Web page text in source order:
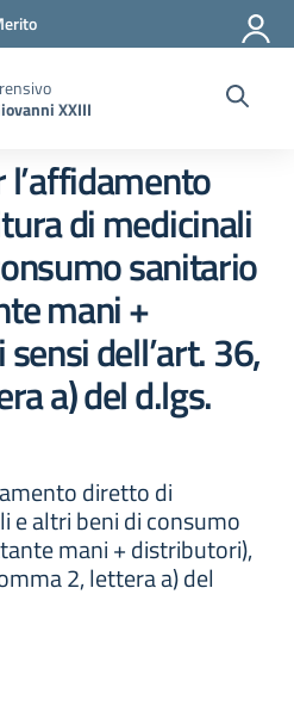
XXIII
di medicinali
sanitario
mani +
dell’art. 36,
a) del d.lgs.
diretto di
e altri beni di consumo
mani + distributori),
2, lettera a) del